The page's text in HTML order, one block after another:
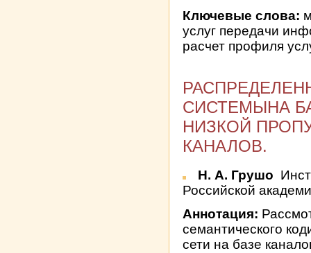
Ключевые слова:
услуг передачи
расчет профиля
СИСТЕМЫНА
НИЗКОЙ
КАНАЛОВ.
Н. А. Грушо
Российской
Аннотация:
семантического
сети на базе